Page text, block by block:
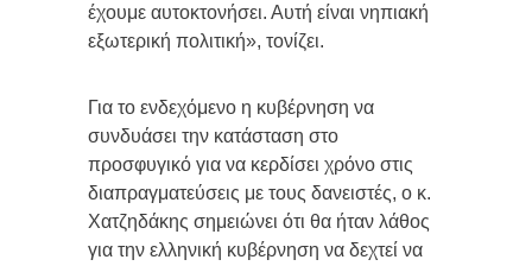
έχουμε αυτοκτονήσει. Αυτή είναι νηπιακή
εξωτερική πολιτική», τονίζει.
Για το ενδεχόμενο η κυβέρνηση να
συνδυάσει την κατάσταση στο
προσφυγικό για να κερδίσει χρόνο στις
διαπραγματεύσεις με τους δανειστές, ο κ.
Χατζηδάκης σημειώνει ότι θα ήταν λάθος
για την ελληνική κυβέρνηση να δεχτεί να